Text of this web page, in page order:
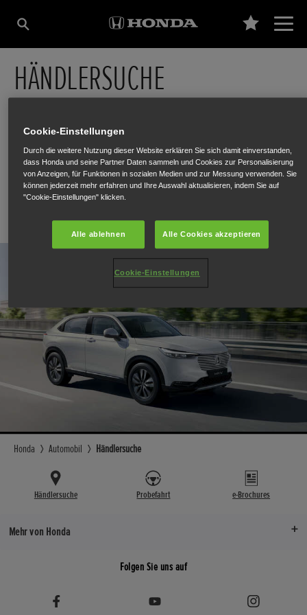
HÄNDLERSUCHE
Service
Service Elektro
Honda Automobil Händlersuche
Händlersuche Probefahrt e-Brochures
Mehr von Honda
Folgen Sie uns auf
Cookie-Einstellungen
Durch die weitere Nutzung dieser Website erklären Sie sich damit einverstanden,
dass Honda und seine Partner Daten sammeln und Cookies zur Personalisierung
von Anzeigen, für Funktionen in sozialen Medien und zur Messung verwenden. Sie
können jederzeit mehr erfahren und Ihre Auswahl aktualisieren, indem Sie auf
"Cookie-Einstellungen" klicken.
Alle ablehnen Alle Cookies akzeptieren
Cookie-Einstellungen